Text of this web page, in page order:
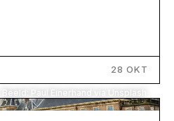
28 OKT
Beeld: Paul Einerhand via Unsplash